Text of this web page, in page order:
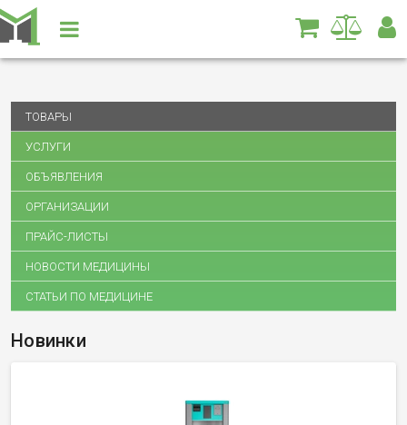
ТОВАРЫ
УСЛУГИ
ОБЪЯВЛЕНИЯ
ОРГАНИЗАЦИИ
ПРАЙС-ЛИСТЫ
НОВОСТИ МЕДИЦИНЫ
СТАТЬИ ПО МЕДИЦИНЕ
Новинки